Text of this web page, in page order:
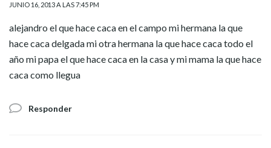
JUNIO 16, 2013 A LAS 7:45 PM
alejandro el que hace caca en el campo mi hermana la que
hace caca delgada mi otra hermana la que hace caca todo el
año mi papa el que hace caca en la casa y mi mama la que hace
caca como llegua
Responder